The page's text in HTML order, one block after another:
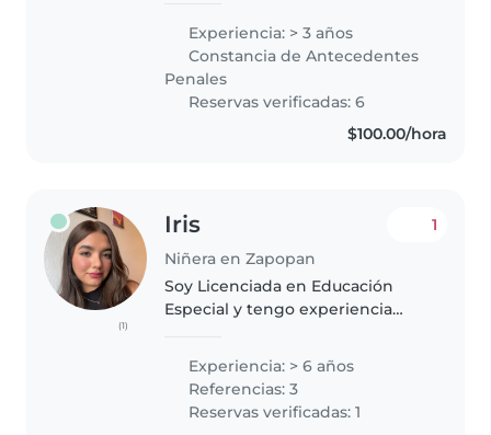
de los niños. Me gusta jugar con
ellos, hacer actividades y
brindarles un ambiente seguro,..
Experiencia: > 3 años
Constancia de Antecedentes
Penales
Reservas verificadas: 6
$100.00/hora
(1)
Iris
Niñera en Zapopan
1
Soy Licenciada en Educación
Especial y tengo experiencia
maestra sombra. He
acompañado a niños con y sin
necesidades educativas..
Experiencia: > 6 años
Referencias: 3
Reservas verificadas: 1